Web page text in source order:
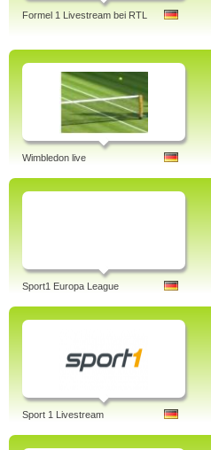
Formel 1 Livestream bei RTL
Wimbledon live
Sport1 Europa League
Sport 1 Livestream